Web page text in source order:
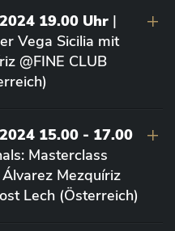
19.00 Uhr |
Vega Sicilia mit
@FINE CLUB
15.00 - 17.00
Masterclass
Mezquíriz
Lech (Österreich)